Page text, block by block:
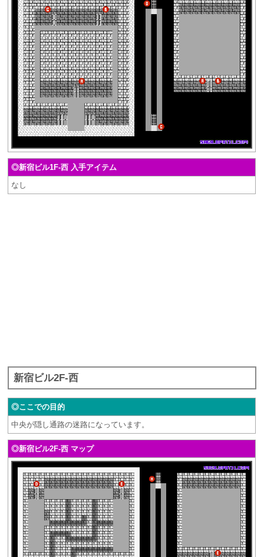
◎新宿ビル1F-西 入手アイテム
なし
新宿ビル2F-西
◎ここでの目的
中央が隠し通路の迷路になっています。
◎新宿ビル2F-西 マップ